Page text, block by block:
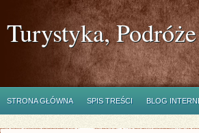
Turystyka, Podróże
STRONA GŁÓWNA SPIS TREŚCI BLOG